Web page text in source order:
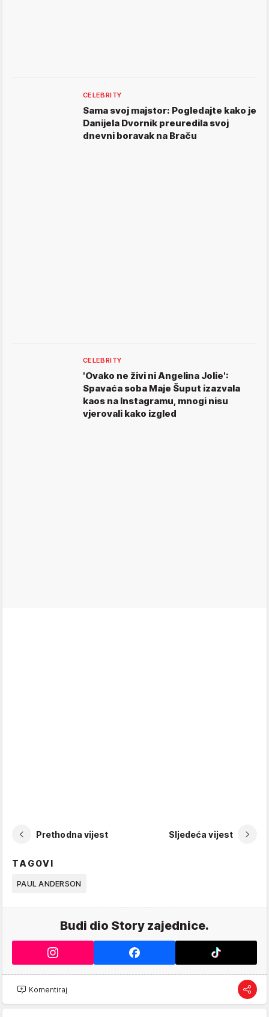
CELEBRITY
Sama svoj majstor: Pogledajte kako je
Danijela Dvornik preuredila svoj
dnevni boravak na Braču
CELEBRITY
'Ovako ne živi ni Angelina Jolie':
Spavaća soba Maje Šuput izazvala
kaos na Instagramu, mnogi nisu
vjerovali kako izgled
Prethodna vijest Sljedeća vijest
TAGOVI
PAUL ANDERSON
Budi dio Story zajednice.
Komentiraj